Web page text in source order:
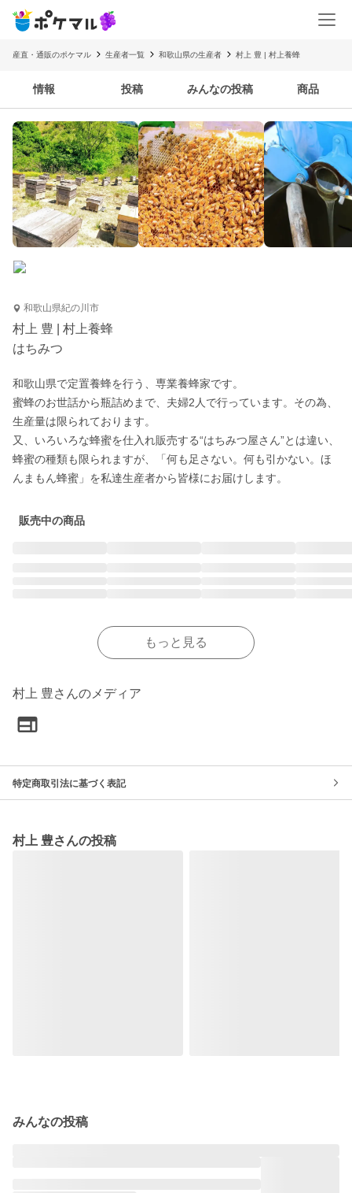
産直・通販のポケマル 生産者一覧 和歌山県の生産者 村上 豊 | 村上養蜂
情報 投稿 みんなの投稿 商品
和歌山県紀の川市
村上 豊 | 村上養蜂
はちみつ
和歌山県で定置養蜂を行う、専業養蜂家です。
蜜蜂のお世話から瓶詰めまで、夫婦2人で行っています。その為、
生産量は限られております。
又、いろいろな蜂蜜を仕入れ販売する“はちみつ屋さん”とは違い、
蜂蜜の種類も限られますが、「何も足さない。何も引かない。ほ
販売中の商品
もっと見る
村上 豊さんのメディア
特定商取引法に基づく表記
村上 豊さんの投稿
みんなの投稿